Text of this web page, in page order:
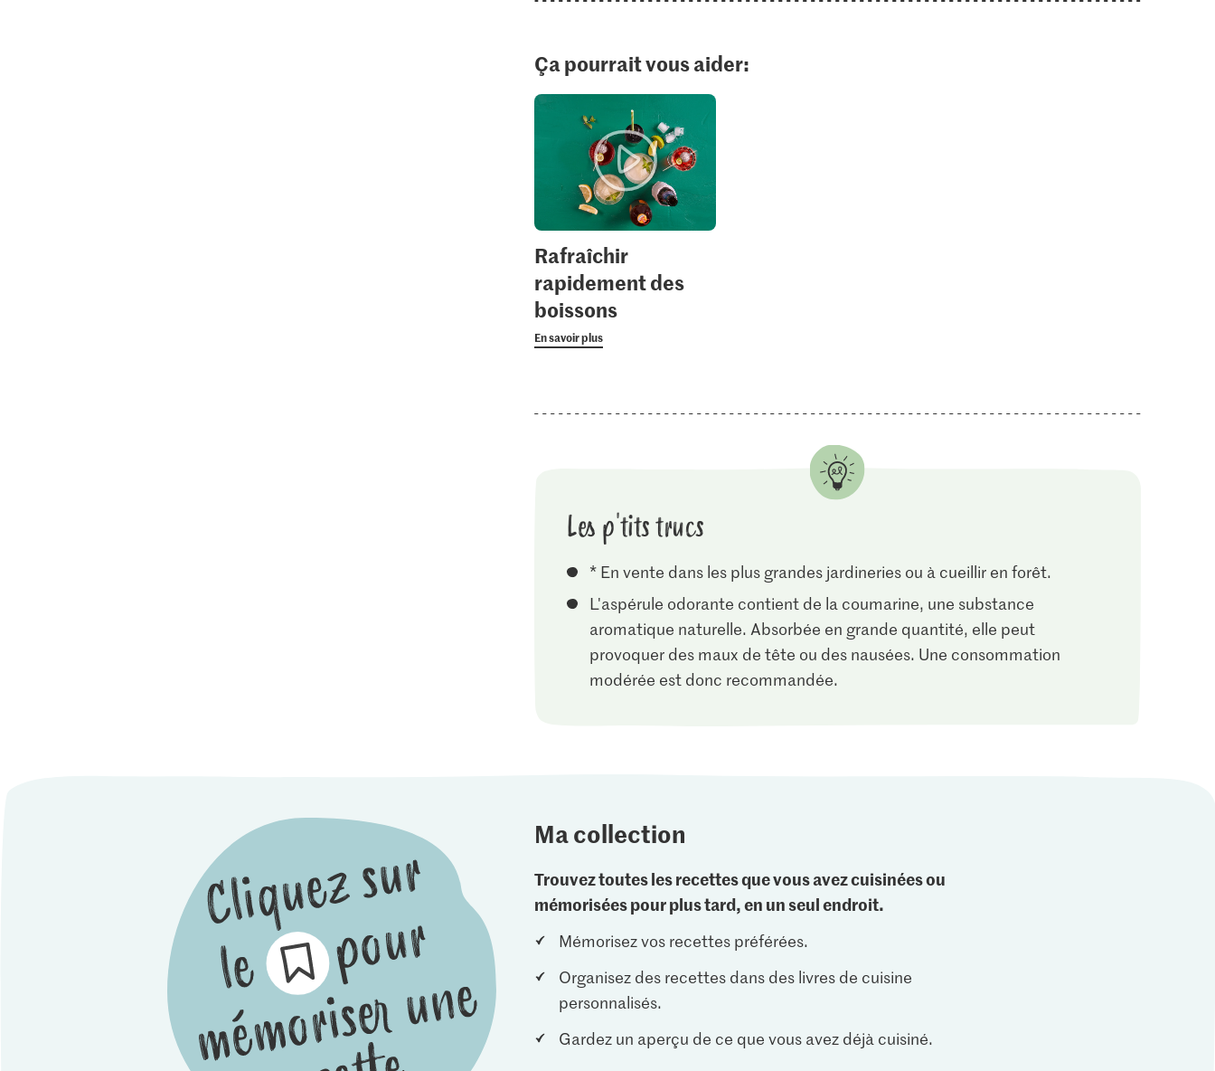
Ça pourrait vous aider:
Rafraîchir
rapidement des
boissons
En savoir plus
Les p'tits trucs
* En vente dans les plus grandes jardineries ou à cueillir en forêt.
L'aspérule odorante contient de la coumarine, une substance
aromatique naturelle. Absorbée en grande quantité, elle peut
provoquer des maux de tête ou des nausées. Une consommation
modérée est donc recommandée.
Ma collection
Trouvez toutes les recettes que vous avez cuisinées ou
mémorisées pour plus tard, en un seul endroit.
Mémorisez vos recettes préférées.
Organisez des recettes dans des livres de cuisine
personnalisés.
Gardez un aperçu de ce que vous avez déjà cuisiné.